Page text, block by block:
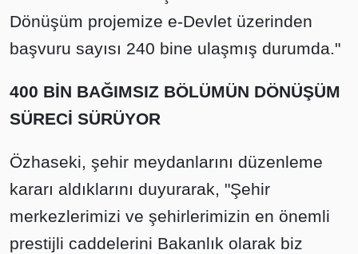
Dönüşüm projemize e-Devlet üzerinden
başvuru sayısı 240 bine ulaşmış durumda."
400 BİN BAĞIMSIZ BÖLÜMÜN DÖNÜŞÜM
SÜRECİ SÜRÜYOR
Özhaseki, şehir meydanlarını düzenleme
kararı aldıklarını duyurarak, "Şehir
merkezlerimizi ve şehirlerimizin en önemli
prestijli caddelerini Bakanlık olarak biz